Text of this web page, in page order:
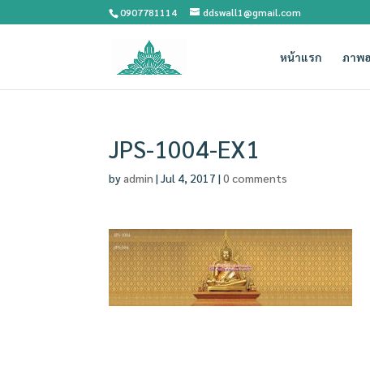
0907781114 ddswall1@gmail.com
หน้าแรก ภาพ
JPS-1004-EX1
byadmin |Jul 4, 2017 |0 comments